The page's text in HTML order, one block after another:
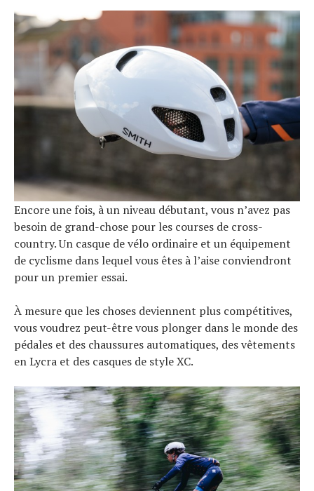
Encore une fois, à un niveau débutant, vous n’avez pas
besoin de grand-chose pour les courses de cross-
country. Un casque de vélo ordinaire et un équipement
de cyclisme dans lequel vous êtes à l’aise conviendront
pour un premier essai.
À mesure que les choses deviennent plus compétitives,
vous voudrez peut-être vous plonger dans le monde des
pédales et des chaussures automatiques, des vêtements
en Lycra et des casques de style XC.